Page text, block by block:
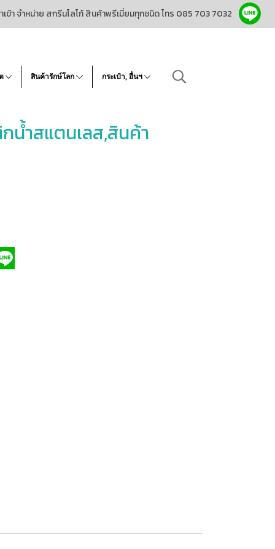
ข้า จำหน่าย สกรีนโลโก้ สินค้าพรีเมี่ยมทุกชนิด โทร 085 703 7032
สินค้ารักษ์โลก กระเป๋า, อื่นฯ
น้ำสแตนเลส,สินค้า